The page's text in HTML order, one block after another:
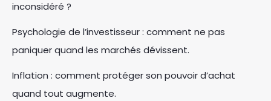
inconsidéré ?
Psychologie de l’investisseur : comment ne pas
paniquer quand les marchés dévissent.
Inflation : comment protéger son pouvoir d’achat
quand tout augmente.